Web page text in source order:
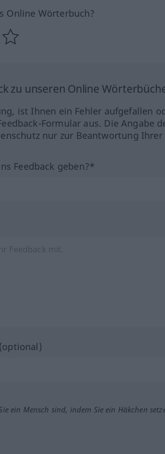
Online Wörterbuch?
zu unseren Online
ist Ihnen ein Fehler aufgefallen
Formular aus. Die Angabe
nur zur Beantwortung Ihrer
Feedback geben?*
ein Mensch sind, indem Sie ein Häkchen